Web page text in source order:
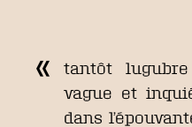
tantôt
vague et
dans